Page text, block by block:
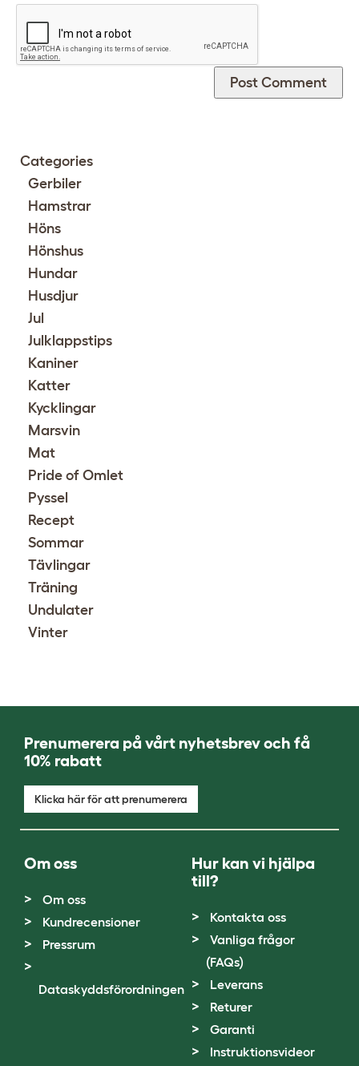
Categories
Gerbiler
Hamstrar
Höns
Hönshus
Hundar
Husdjur
Jul
Julklappstips
Kaniner
Katter
Kycklingar
Marsvin
Mat
Pride of Omlet
Pyssel
Recept
Sommar
Tävlingar
Träning
Undulater
Vinter
Prenumerera på vårt nyhetsbrev och få
10% rabatt
Klicka här för att prenumerera
Om oss
Om oss
Kundrecensioner
Pressrum
Dataskyddsförordningen
Hur kan vi hjälpa
till?
Kontakta oss
Vanliga frågor
(FAQs)
Leverans
Returer
Garanti
Instruktionsvideor